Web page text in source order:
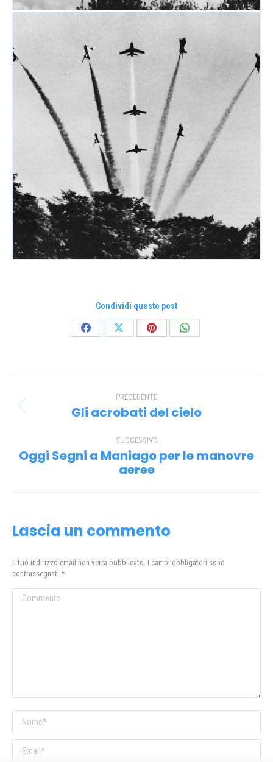
Condividi questo post
CondividiCondividiCondividiCondividi
tra
post
PRECEDENTE
Post
Gli acrobati del cielo
SUCCESSIVO
Prossimo
post:
Oggi Segni a Maniago per le manovre
aeree
Lascia un commento
Il tuo indirizzo email non verrà pubblicato. I campi obbligatori sono
contrassegnati *
Commento
Nome *
Email *